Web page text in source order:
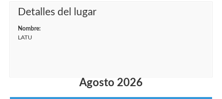
Detalles del lugar
Nombre:
LATU
Agosto 2026